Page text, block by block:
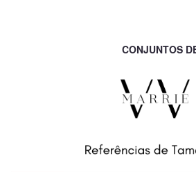
CONJUNTOS DE